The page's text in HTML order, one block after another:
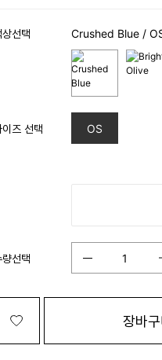
상선택 Crushed Blue/
이즈 선택 OS
량선택
장바